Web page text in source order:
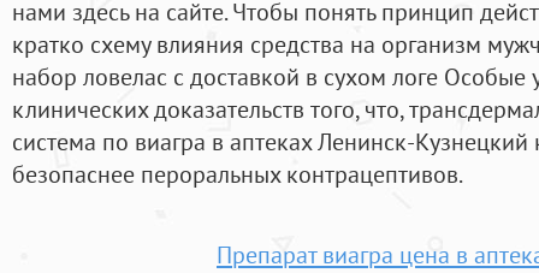
нами здесь на сайте. Чтобы понять принцип
кратко схему влияния средства на организм
набор ловелас с доставкой в сухом логе Особые
клинических доказательств того, что,
система по виагра в аптеках Ленинск-Кузнецкий
безопаснее пероральных контрацептивов.
Препарат виагра цена в